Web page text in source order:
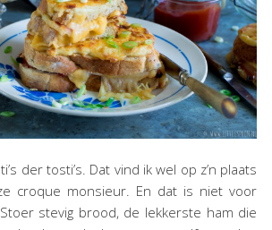
der tosti’s. Dat vind ik wel op z’n plaats
croque monsieur. En dat is niet voor
stevig brood, de lekkerste ham die